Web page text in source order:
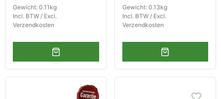
Gewicht: 0.11kg
Incl. BTW / Excl.
Verzendkosten
Gewicht: 0.13kg
Incl. BTW / Excl.
Verzendkosten